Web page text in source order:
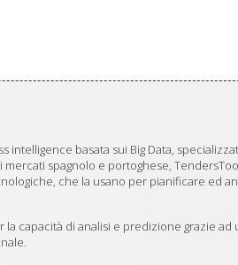
intelligence basata sui Big Data,
spagnolo e portoghese,
che la usano per pianificare ed
capacità di analisi e predizione grazie ad